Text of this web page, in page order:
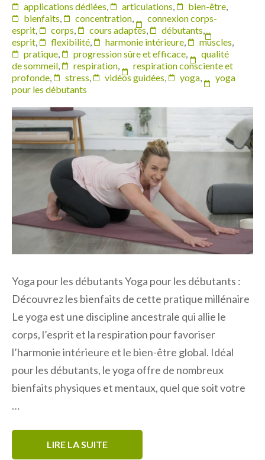
applications dédiées, articulations, bien-être,
bienfaits, concentration,
connexion corps-
esprit, corps, cours adaptés, débutants,
esprit, flexibilité, harmonie intérieure, muscles,
pratique, progression sûre et efficace,
qualité
de sommeil, respiration,
respiration consciente et
profonde, stress, vidéos guidées, yoga,
yoga
pour les débutants
Yoga pour les débutants Yoga pour les débutants :
Découvrez les bienfaits de cette pratique millénaire
Le yoga est une discipline ancestrale qui allie le
corps, l’esprit et la respiration pour favoriser
l’harmonie intérieure et le bien-être global. Idéal
pour les débutants, le yoga offre de nombreux
bienfaits physiques et mentaux, quel que soit votre
…
LIRE LA SUITE